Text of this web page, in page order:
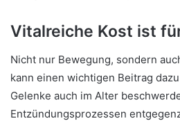
Vitalreiche Kost ist
Nicht nur Bewegung, sondern
kann einen wichtigen Beitrag
Gelenke auch im Alter
Entzündungsprozessen